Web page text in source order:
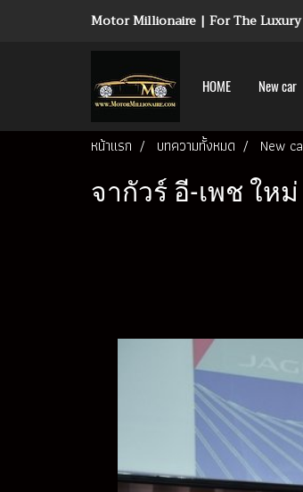
Motor Millionaire | For The
HOME New car
หน้าแรก บทความทั้งหมด New
จากัวร์ อี-เพช ให